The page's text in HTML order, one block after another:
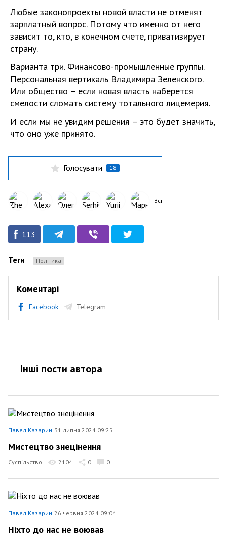
Любые законопроекты новой власти не отменят
зарплатный вопрос. Потому что именно от него
зависит то, кто, в конечном счете, приватизирует
страну.
Варианта три. Финансово-промышленные группы.
Персональная вертикаль Владимира Зеленского.
Или общество – если новая власть наберется
смелости сломать систему тотального лицемерия.
И если мы не увидим решения – это будет значить,
что оно уже принято.
Голосувати 18
Всі
113
Теги Політика
Коментарі
Facebook Telegram
Інші пости автора
Павел Казарин 31 липня 2024 09:25
Мистецтво знецінення
Суспільство 2104 0 0
Павел Казарин 26 червня 2024 09:04
Ніхто до нас не воював